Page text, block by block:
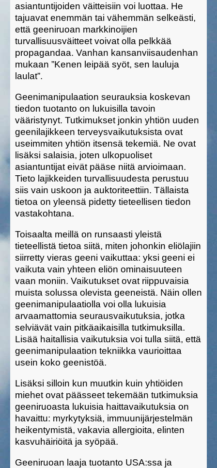
asiantuntijoiden väitteisiin voi luottaa. He
tajuavat enemmän tai vähemmän selkeästi,
että geeniruoan markkinoijien
turvallisuusväitteet voivat olla pelkkää
propagandaa. Vanhan kansanviisaudenhan
mukaan ”Kenen leipää syöt, sen lauluja
laulat”.
Geenimanipulaation seurauksia koskevan
tiedon tuotanto on lukuisilla tavoin
vääristynyt. Tutkimukset jonkin yhtiön uuden
geenilajikkeen terveysvaikutuksista ovat
useimmiten yhtiön itsensä tekemiä. Ne ovat
lisäksi salaisia, joten ulkopuoliset
asiantuntijat eivät pääse niitä arvioimaan.
Tieto lajikkeiden turvallisuudesta perustuu
siis vain uskoon ja auktoriteettiin. Tällaista
tietoa on yleensä pidetty tieteellisen tiedon
vastakohtana.
Toisaalta meillä on runsaasti yleistä
tieteellistä tietoa siitä, miten johonkin eliölajiin
siirretty vieras geeni vaikuttaa: yksi geeni ei
vaikuta vain yhteen eliön ominaisuuteen
vaan moniin. Vaikutukset ovat riippuvaisia
muista solussa olevista geeneistä. Näin ollen
geenimanipulaatiolla voi olla lukuisia
arvaamattomia seurausvaikutuksia, jotka
selviävät vain pitkäaikaisilla tutkimuksilla.
Lisää haitallisia vaikutuksia voi tulla siitä, että
geenimanipulaation tekniikka vaurioittaa
usein koko geenistöä.
Lisäksi silloin kun muutkin kuin yhtiöiden
miehet ovat päässeet tekemään tutkimuksia
geeniruoasta lukuisia haittavaikutuksia on
havaittu: myrkytyksiä, immuunijärjestelmän
heikentymistä, vakavia allergioita, elinten
kasvuhäiriöitä ja syöpää.
Geeniruoan laaja tuotanto USA:ssa ja